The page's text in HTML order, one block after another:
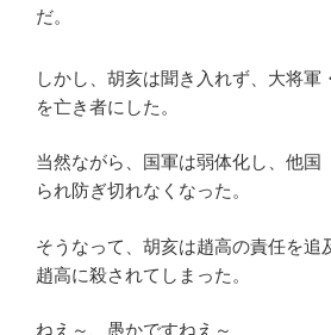
だ。
しかし、胡亥は聞き入れず、大将軍・
を亡き者にした。
当然ながら、国軍は弱体化し、他国
られ防ぎ切れなくなった。
そうなって、胡亥は趙高の責任を追
趙高に殺されてしまった。
ねえ～、愚かですねえ～